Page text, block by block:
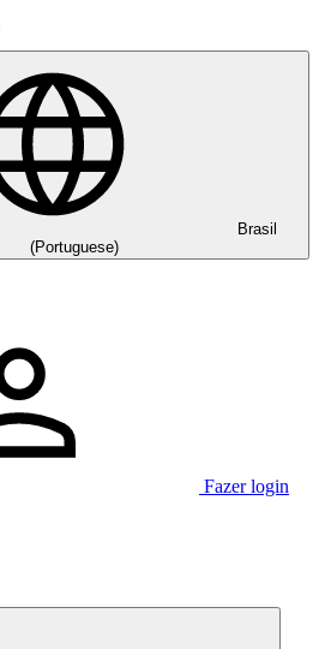
Brasil
(Portuguese)
Fazer login